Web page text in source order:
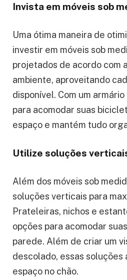
Invista em móveis sob
Uma ótima maneira de
investir em móveis sob
projetados de acordo com
ambiente, aproveitando
disponível. Com um
para acomodar suas
espaço e mantém tudo
Utilize soluções
Além dos móveis sob
soluções verticais para
Prateleiras, nichos e
opções para acomodar
parede. Além de criar um
descolado, essas soluções
espaço no chão.